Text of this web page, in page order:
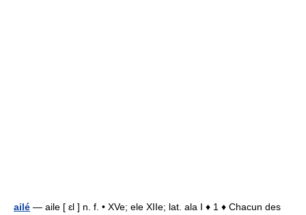
ailé — aile [ ɛl ] n. f. • XVe; ele XIIe; lat. ala I ♦ 1 ♦ Chacun des